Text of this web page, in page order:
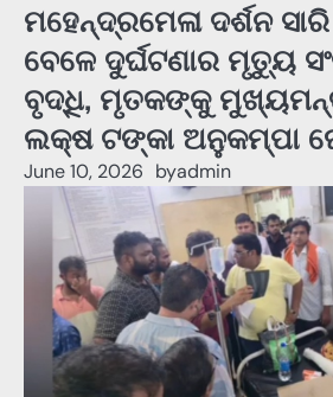
ମହେନ୍ଦ୍ରମେଳା ଦର୍ଶନ
ବେଳେ ଦୁର୍ଘଟଣାର ମୃତ୍ୟୁ
ବୃଦ୍ଧି, ମୃତକଙ୍କୁ
ଲକ୍ଷ ଟଙ୍କା ଅନୁକମ୍ପା
June 10, 2026 byadmin